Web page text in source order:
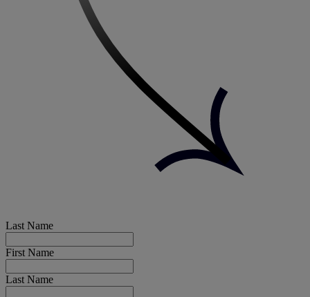
Last Name
First Name
Last Name